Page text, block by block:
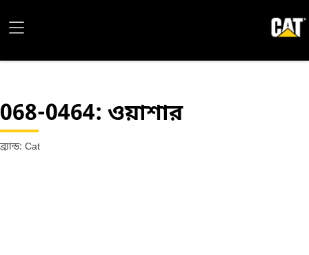
068-0464: ওয়াশার
ব্র্যান্ড: Cat